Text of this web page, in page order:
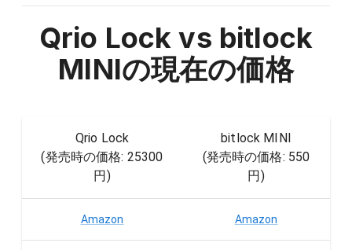
Qrio Lock vs bitlock
MINIの現在の価格
Qrio Lock
(発売時の価格: 25300
円)
bitlock MINI
(発売時の価格: 550
円)
Amazon Amazon